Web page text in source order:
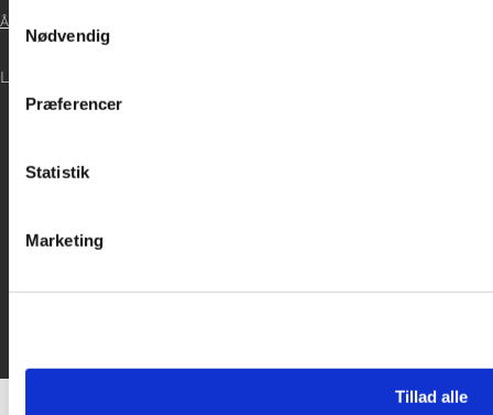
Vi bruger cookies til at tilpasse vores indhold og annoncer,
data med andre oplysninger, du har givet dem, eller som de
Nødvendig
Præferencer
Statistik
Marketing
Tillad alle
Årsrapport 2021
LOG IND